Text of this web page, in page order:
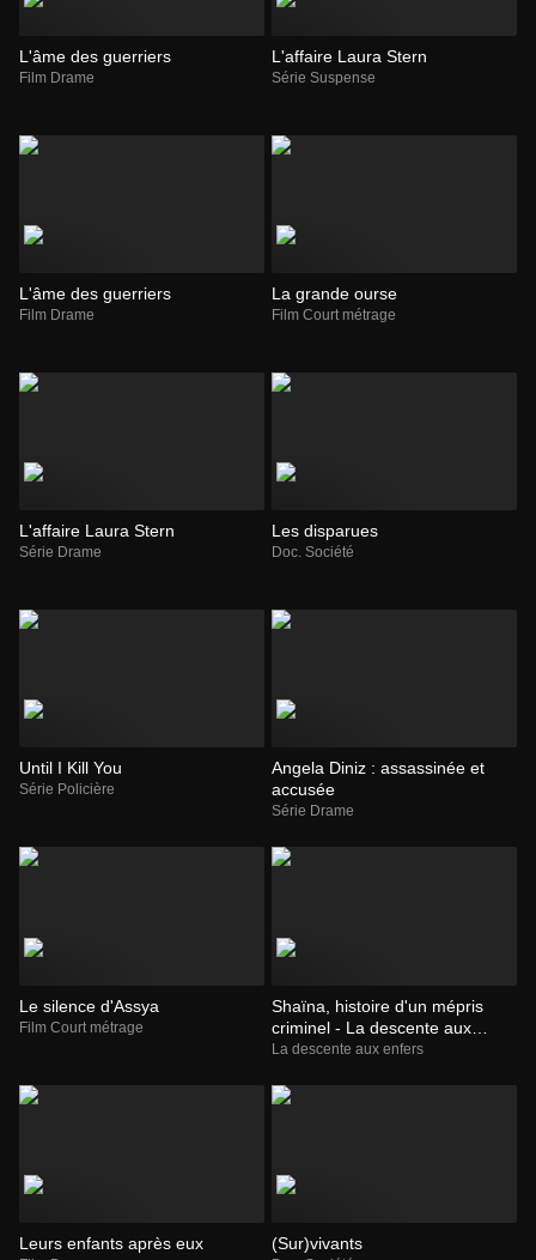
L'âme des guerriers
Film Drame
L'affaire Laura Stern
Série Suspense
L'âme des guerriers
Film Drame
La grande ourse
Film Court métrage
L'affaire Laura Stern
Série Drame
Les disparues
Doc. Société
Until I Kill You
Série Policière
Angela Diniz : assassinée et
accusée
Série Drame
Le silence d'Assya
Film Court métrage
Shaïna, histoire d'un mépris
criminel - La descente aux
enfers
La descente aux enfers
Leurs enfants après eux (Sur)vivants